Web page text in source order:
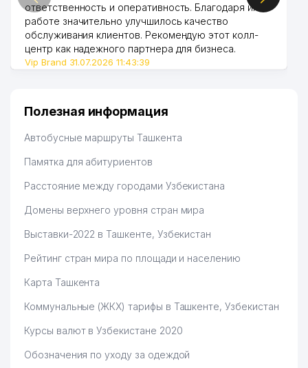
ответственность и оперативность. Благодаря их
работе значительно улучшилось качество
обслуживания клиентов. Рекомендую этот колл-
центр как надежного партнера для бизнеса.
Vip Brand 31.07.2026 11:43:39
Полезная информация
Автобусные маршруты Ташкента
Памятка для абитуриентов
Расстояние между городами Узбекистана
Домены верхнего уровня стран мира
Выставки-2022 в Ташкенте, Узбекистан
Рейтинг стран мира по площади и населению
Карта Ташкента
Коммунальные (ЖКХ) тарифы в Ташкенте, Узбекистан
Курсы валют в Узбекистане 2020
Обозначения по уходу за одеждой